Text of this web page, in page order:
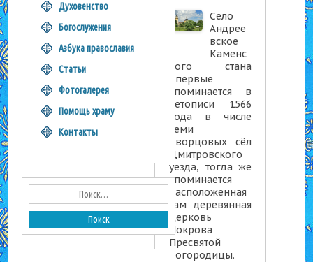
Село
Андрее
вское
Каменс
кого стана
впервые
упоминается в
летописи 1566
года в числе
семи
дворцовых сёл
Дмитровского
уезда, тогда же
упоминается
расположенная
там деревянная
церковь
Покрова
Пресвятой
Богородицы.
Духовенство
Богослужения
Азбука православия
Статьи
Фотогалерея
Помощь храму
Контакты